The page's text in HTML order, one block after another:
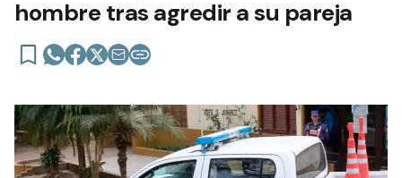
hombre tras agredir a su pareja